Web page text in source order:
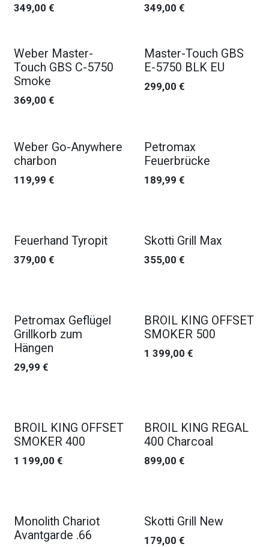
349,00 € 349,00 €
Weber Master-
Touch GBS C-5750
Smoke
369,00 €
Master-Touch GBS
E-5750 BLK EU
299,00 €
Weber Go-Anywhere
charbon
119,99 €
Petromax
Feuerbrücke
189,99 €
Feuerhand Tyropit
379,00 €
Skotti Grill Max
355,00 €
Petromax Geflügel
Grillkorb zum
Hängen
29,99 €
BROIL KING OFFSET
SMOKER 500
1 399,00 €
BROIL KING OFFSET
SMOKER 400
1 199,00 €
BROIL KING REGAL
400 Charcoal
899,00 €
Monolith Chariot
Avantgarde .66
Nouveau !
Skotti Grill New
179,00 €